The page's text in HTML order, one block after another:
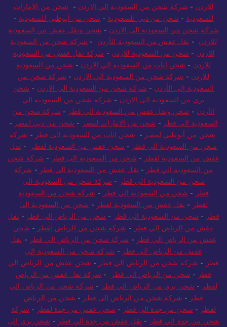
للاردن - شركة شحن من السعودية الي الاردن - شحن من الامارات
للسعودية - شحن من دبي للسعودية - شحن من أبوظبي للسعودية -
شركة شحن من السعودية الى الاردن - شحن ونقل عفش من السعودية
للاردن - نقل عفش من السعودية للأردن - شركة شحن من السعودية
للاردن - شحن من السعودية للاردن - شركة نقل عفش من السعودية
للاردن - شحن اثاث من السعودية الي الاردن - شحن من السعودية
للاردن - شركة شحن من السعودية الي الاردن - شركة شحن من
السعودية إلى الأردن - شركة شحن من السعودية الى الاردن - شحن
بري من السعودية الى الاردن - شركة شحن من السعودية الي
الأردن - شحن ونقل عفش من السعودية الي قطر - شركة شحن من
السعودية الي قطر - شحن من الامارات لمصر - شحن من دبي لمصر -
شحن من أبوظبي لمصر - شحن اثاث من السعودية الى قطر - شركة
شحن من السعودية الى قطر - شحن عفش من السعودية لقطر - نقل
عفش من السعودية لقطر - شحن من السعودية الى قطر - شركة شحن
من السعودية الي قطر - نقل عفش من السعودية الي قطر - شركة
شحن من السعودية الي قطر - شركة شحن من السعودية الى
قطر - شحن من السعودية الي قطر - شركة شحن من السعودية
لقطر - نقل عفش من السعودية لقطر - شحن من السعودية الى
قطر - شحن من السعودية الي قطر - شحن من الرياض الي قطر - نقل
عفش من الرياض الي قطر - شركة شحن من الرياض لقطر - شحن
عفش من الرياض الي قطر - شركة شحن من الرياض الي قطر - نقل
عفش من الرياض الي قطر - شركة شحن من السعودية إلى
قطر - شركة شحن من الرياض الي قطر - شحن عفش من الرياض الي
قطر - شحن من الرياض الي قطر - شركة نقل عفش من الرياض
لقطر - شحن بري من الرياض الي قطر - شركة شحن من الرياض الي
قطر - شركة شحن من الرياض إلى قطر - شحن من الرياض
لقطر - شحن من جدة الي قطر - شحن عفش من جدة لقطر - شركة
شحن من جدة الي قطر - نقل عفش من جدة الي قطر - شحن بري الى